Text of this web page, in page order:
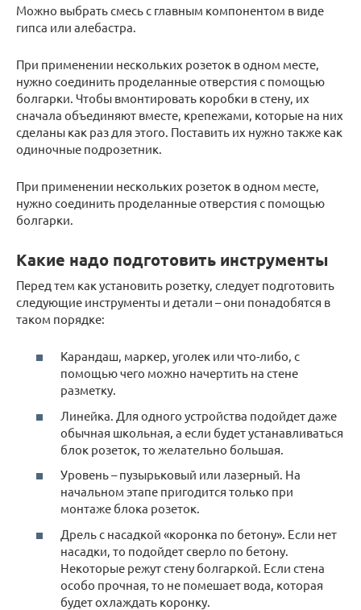
Можно выбрать смесь с главным компонентом в виде
гипса или алебастра.
При применении нескольких розеток в одном месте,
нужно соединить проделанные отверстия с помощью
болгарки. Чтобы вмонтировать коробки в стену, их
сначала объединяют вместе, крепежами, которые на них
сделаны как раз для этого. Поставить их нужно также как
одиночные подрозетник.
При применении нескольких розеток в одном месте,
нужно соединить проделанные отверстия с помощью
болгарки.
Какие надо подготовить инструменты
Перед тем как установить розетку, следует подготовить
следующие инструменты и детали – они понадобятся в
таком порядке:
Карандаш, маркер, уголек или что-либо, с
помощью чего можно начертить на стене
разметку.
Линейка. Для одного устройства подойдет даже
обычная школьная, а если будет устанавливаться
блок розеток, то желательно большая.
Уровень – пузырьковый или лазерный. На
начальном этапе пригодится только при
монтаже блока розеток.
Дрель с насадкой «коронка по бетону». Если нет
насадки, то подойдет сверло по бетону.
Некоторые режут стену болгаркой. Если стена
особо прочная, то не помешает вода, которая
будет охлаждать коронку.